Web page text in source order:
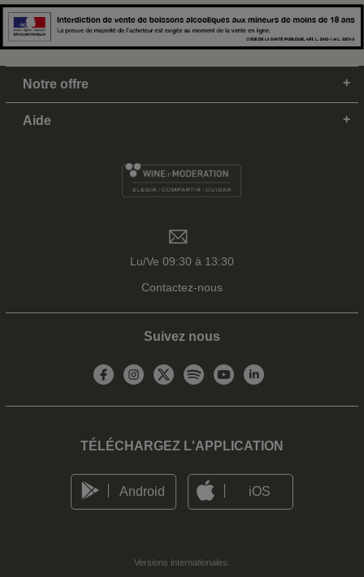
Notre offre
Aide
Lu/Ve 09:30 à 13:30
Contactez-nous
Suivez nous
TÉLÉCHARGEZ L'APPLICATION
Android iOS
Versions internationales: